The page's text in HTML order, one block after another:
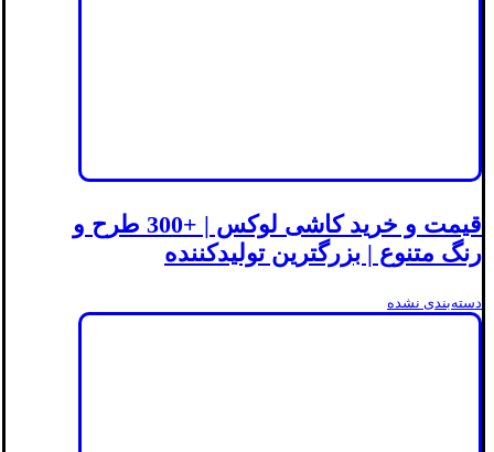
قیمت و خرید کاشی لوکس | +300 طرح و
رنگ متنوع | بزرگترین تولیدکننده
دسته‌بندی نشده